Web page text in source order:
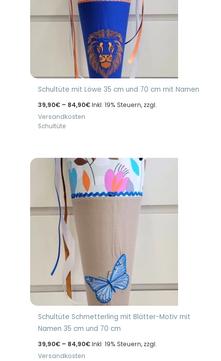
Schultüte mit Löwe 35 cm und 70 cm mit Namen
39,90€ – 84,90€Preisspanne:
Inkl. 19% Steuern, zzgl.
Versandkosten
Schultüte
Schultüte Schmetterling mit Blätter-Motiv mit
Namen 35 cm und 70 cm
39,90€ – 84,90€Preisspanne:
Inkl. 19% Steuern, zzgl.
Versandkosten